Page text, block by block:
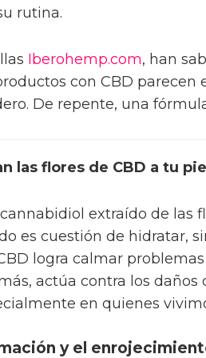
rutina.
Iberohemp.com, han
con CBD
De repente, una
las flores de CBD a tu
extraído de
es cuestión de hidratar,
logra calmar
actúa contra los
en quienes
y el